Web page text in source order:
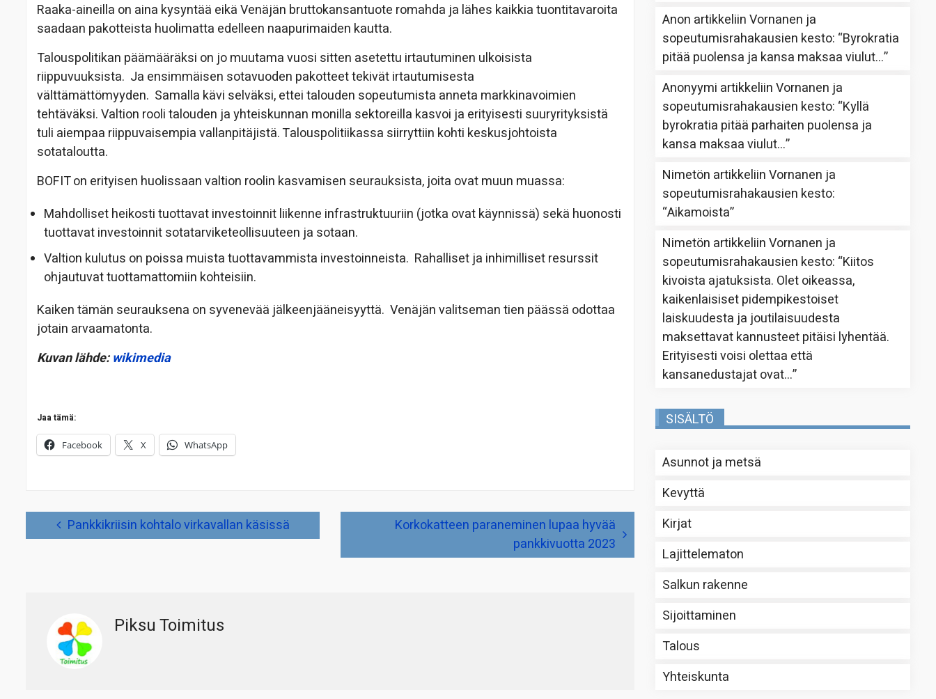
Raaka-aineilla on aina kysyntää eikä Venäjän bruttokansantuote romahda ja lähes kaikkia tuontitavaroita
saadaan pakotteista huolimatta edelleen naapurimaiden kautta.
Talouspolitikan päämääräksi on jo muutama vuosi sitten asetettu irtautuminen ulkoisista
riippuvuuksista. Ja ensimmäisen sotavuoden pakotteet tekivät irtautumisesta
välttämättömyyden. Samalla kävi selväksi, ettei talouden sopeutumista anneta markkinavoimien
tehtäväksi. Valtion rooli talouden jayhteiskunnan monilla sektoreilla kasvoi ja erityisesti suuryrityksistä
tuli aiempaa riippuvaisempia vallanpitäjistä. Talouspolitiikassa siirryttiin kohti keskusjohtoista
sotataloutta.
BOFIT on erityisen huolissaan valtion roolin kasvamisen seurauksista, joita ovat muun muassa:
Mahdolliset heikosti tuottavat investoinnit liikenne infrastruktuuriin (jotka ovat käynnissä) sekä huonosti
tuottavat investoinnit sotatarviketeollisuuteen ja sotaan.
Valtion kulutus on poissa muista tuottavammista investoinneista. Rahalliset ja inhimilliset resurssit
ohjautuvat tuottamattomiin kohteisiin.
Kaiken tämän seurauksena on syvenevää jälkeenjääneisyyttä. Venäjän valitseman tien päässä odottaa
jotain arvaamatonta.
Kuvan lähde:wikimedia
Jaa tämä:
Facebook X WhatsApp
ArtikkelienPankkikriisin kohtalo virkavallan käsissä
Korkokatteen paraneminen lupaa hyvää
pankkivuotta 2023
Piksu Toimitus
Anon artikkeliinVornanen ja
sopeutumisrahakausien kesto: “Byrokratia
pitää puolensa ja kansa maksaa viulut…”
Anonyymi artikkeliinVornanen ja
sopeutumisrahakausien kesto: “Kyllä
byrokratia pitää parhaiten puolensa ja
kansa maksaa viulut…”
Nimetön artikkeliinVornanen ja
sopeutumisrahakausien kesto:
“Aikamoista”
Nimetön artikkeliinVornanen ja
sopeutumisrahakausien kesto: “Kiitos
kivoista ajatuksista. Olet oikeassa,
kaikenlaisiset pidempikestoiset
laiskuudesta ja joutilaisuudesta
maksettavat kannusteet pitäisi lyhentää.
Erityisesti voisi olettaa että
kansanedustajat ovat…”
SISÄLTÖ
Asunnot ja metsä
Kevyttä
Kirjat
Lajittelematon
Salkun rakenne
Sijoittaminen
Talous
Yhteiskunta